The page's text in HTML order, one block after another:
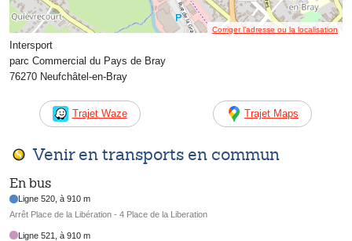
Corriger l’adresse ou la localisation
Intersport
parc Commercial du Pays de Bray
76270 Neufchâtel-en-Bray
Trajet Waze Trajet Maps
Venir en transports en commun
En bus
Ligne 520, à 910 m
Arrêt Place de la Libération - 4 Place de la Liberation
Ligne 521, à 910 m